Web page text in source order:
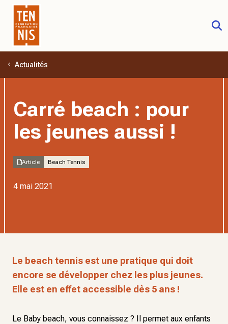
Aller au contenu principal
Actualités
Carré beach : pour
les jeunes aussi !
Article Beach Tennis
4 mai 2021
Le beach tennis est une pratique qui doit
encore se développer chez les plus jeunes.
Elle est en effet accessible dès 5 ans !
Le Baby beach, vous connaissez ? Il permet aux enfants